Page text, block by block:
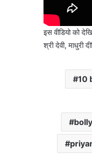
इस वीडियो को
श्री देवी, माधुरी
10